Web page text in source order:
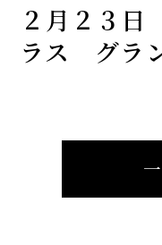
２月２３
ラス グラ